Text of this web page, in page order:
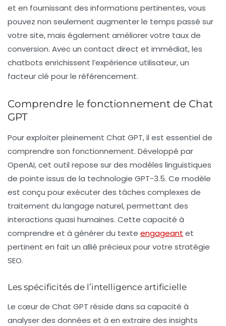
et en fournissant des informations pertinentes, vous
pouvez non seulement augmenter le temps passé sur
votre site, mais également améliorer votre taux de
conversion. Avec un contact direct et immédiat, les
chatbots enrichissent l’expérience utilisateur, un
facteur clé pour le référencement.
Comprendre le fonctionnement de Chat
GPT
Pour exploiter pleinement Chat GPT, il est essentiel de
comprendre son fonctionnement. Développé par
OpenAI, cet outil repose sur des modèles linguistiques
de pointe issus de la technologie GPT-3.5. Ce modèle
est conçu pour exécuter des tâches complexes de
traitement du langage naturel, permettant des
interactions quasi humaines. Cette capacité à
comprendre et à générer du texte engageant et
pertinent en fait un allié précieux pour votre stratégie
SEO.
Les spécificités de l’intelligence artificielle
Le cœur de Chat GPT réside dans sa capacité à
analyser des données et à en extraire des insights